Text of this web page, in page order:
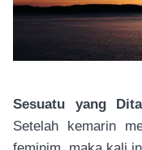
Sesuatu yang
Setelah kemarin